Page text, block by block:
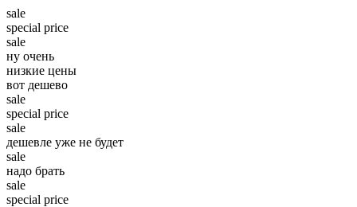
sale
special price
sale
ну очень
низкие цены
вот дешево
sale
special price
sale
дешевле уже не будет
sale
надо брать
sale
special price